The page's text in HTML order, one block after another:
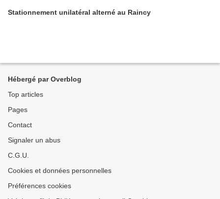
Stationnement unilatéral alterné au Raincy
Hébergé par Overblog
Top articles
Pages
Contact
Signaler un abus
C.G.U.
Cookies et données personnelles
Préférences cookies